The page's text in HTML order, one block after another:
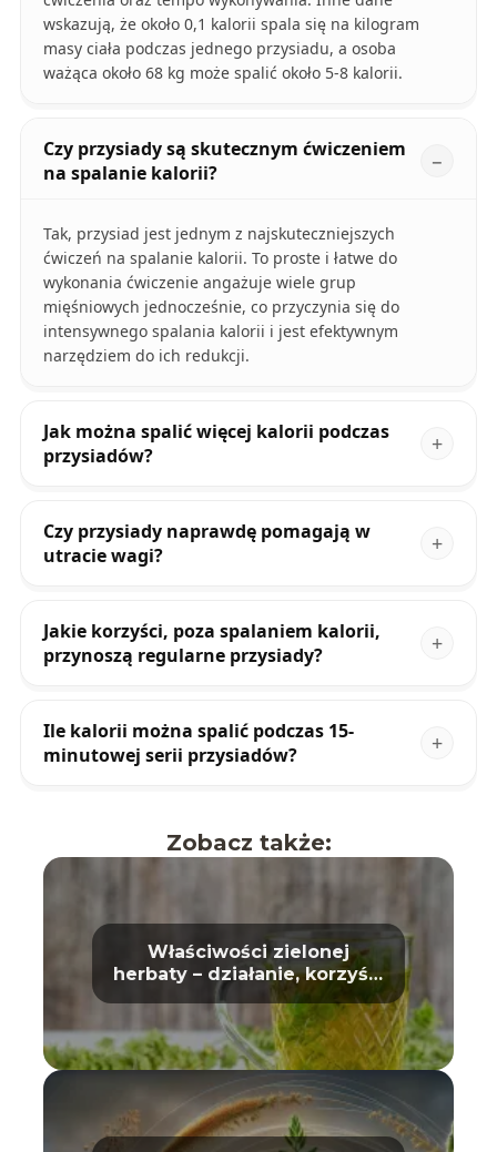
wskazują, że około 0,1 kalorii spala się na kilogram
masy ciała podczas jednego przysiadu, a osoba
ważąca około 68 kg może spalić około 5-8 kalorii.
Czy przysiady są skutecznym ćwiczeniem
na spalanie kalorii?
Tak, przysiad jest jednym z najskuteczniejszych
ćwiczeń na spalanie kalorii. To proste i łatwe do
wykonania ćwiczenie angażuje wiele grup
mięśniowych jednocześnie, co przyczynia się do
intensywnego spalania kalorii i jest efektywnym
narzędziem do ich redukcji.
Jak można spalić więcej kalorii podczas
przysiadów?
Czy przysiady naprawdę pomagają w
utracie wagi?
Jakie korzyści, poza spalaniem kalorii,
przynoszą regularne przysiady?
Ile kalorii można spalić podczas 15-
minutowej serii przysiadów?
Zobacz także:
Właściwości zielonej
herbaty – działanie, korzyści
i wpływ na zdrowie